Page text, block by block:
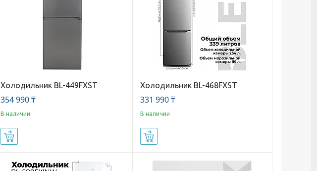
Холодильник BL-449FXST
354 990 ₸
В наличии
Холодильник BL-468FXST
331 990 ₸
В наличии